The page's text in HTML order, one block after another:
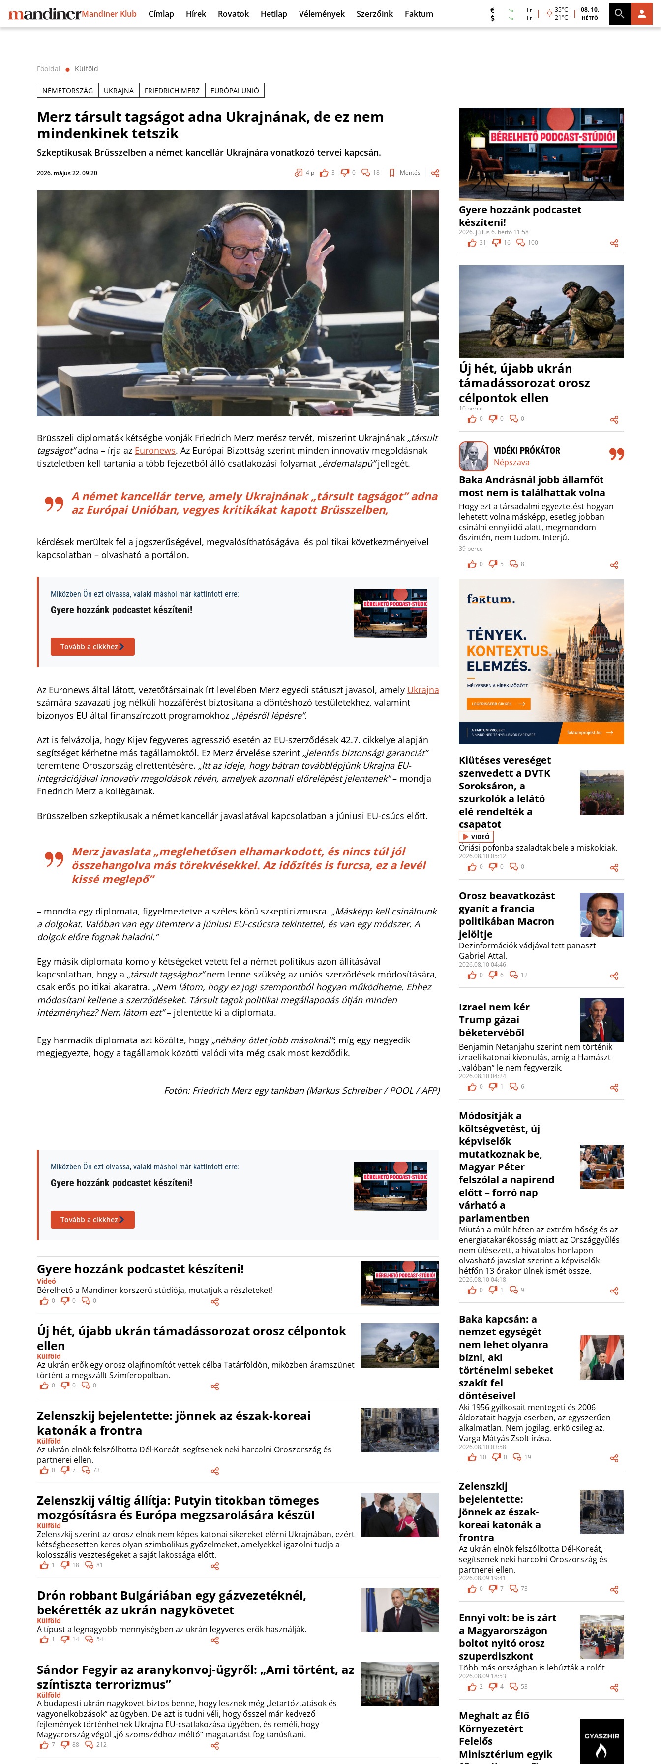
Mandiner Klub Címlap Hírek Rovatok Hetilap Vélemények Szerzőink Faktum
Ft
Ft
35°C
21°C
08. 10.
HÉTFŐ
Főoldal ⬤ Külföld
NÉMETORSZÁG UKRAJNA FRIEDRICH MERZ EURÓPAI UNIÓ
Merz társult tagságot adna Ukrajnának, de ez nem
mindenkinek tetszik
Szkeptikusak Brüsszelben a német kancellár Ukrajnára vonatkozó tervei kapcsán.
2026. május 22. 09:20 4 p 3 0 18 Mentés
Brüsszeli diplomaták kétségbe vonják Friedrich Merz merész tervét, miszerint Ukrajnának „társult
tagságot”adna – írja az Euronews. Az Európai Bizottság szerint minden innovatív megoldásnak
tiszteletben kell tartania a több fejezetből álló csatlakozási folyamat „érdemalapú”jellegét.
A német kancellár terve, amely Ukrajnának„társult tagságot”adna
az Európai Unióban, vegyes kritikákat kapott Brüsszelben,
kérdések merültek fel a jogszerűségével, megvalósíthatóságával és politikai következményeivel
kapcsolatban – olvasható a portálon.
Miközben Ön ezt olvassa, valaki máshol már kattintott erre:
Gyere hozzánk podcastet készíteni!
Tovább a cikkhez
Az Euronews által látott, vezetőtársainak írt levelében Merz egyedi státuszt javasol, amely Ukrajna
számára szavazati jog nélküli hozzáférést biztosítana a döntéshozó testületekhez, valamint
bizonyos EU által finanszírozott programokhoz „lépésről lépésre”.
Azt is felvázolja, hogy Kijev fegyveres agresszió esetén az EU-szerződések 42.7. cikkelye alapján
segítséget kérhetne más tagállamoktól. Ez Merz érvelése szerint „jelentős biztonsági garanciát”
teremtene Oroszország elrettentésére. „Itt az ideje, hogy bátran továbblépjünk Ukrajna EU-
integrációjával innovatív megoldások révén, amelyek azonnali előrelépést jelentenek”– mondja
Friedrich Merz a kollégáinak.
Brüsszelben szkeptikusak a német kancellár javaslatával kapcsolatban a júniusi EU-csúcs előtt.
Merz javaslata „meglehetősen elhamarkodott, és nincs túl jól
összehangolva más törekvésekkel. Az időzítés is furcsa, ez a levél
kissé meglepő”
– mondta egy diplomata, figyelmeztetve a széles körű szkepticizmusra. „Másképp kell csinálnunk
a dolgokat. Valóban van egy ütemterv a júniusi EU-csúcsra tekintettel, és van egy módszer. A
dolgok előre fognak haladni.”
Egy másik diplomata komoly kétségeket vetett fel a német politikus azon állításával
kapcsolatban, hogy a „társult tagsághoz”nem lenne szükség az uniós szerződések módosítására,
csak erős politikai akaratra. „Nem látom, hogy ez jogi szempontból hogyan működhetne. Ehhez
módosítani kellene a szerződéseket. Társult tagok politikai megállapodás útján minden
intézményhez? Nem látom ezt”– jelentette ki a diplomata.
Egy harmadik diplomata azt közölte, hogy „néhány ötlet jobb másoknál”; míg egy negyedik
megjegyezte, hogy a tagállamok közötti valódi vita még csak most kezdődik.
Fotón: Friedrich Merz egy tankban (Markus Schreiber / POOL / AFP)
Miközben Ön ezt olvassa, valaki máshol már kattintott erre:
Gyere hozzánk podcastet készíteni!
Tovább a cikkhez
Gyere hozzánk podcastet készíteni!
Videó
Bérelhető a Mandiner korszerű stúdiója, mutatjuk a részleteket!
0 0 0
Új hét, újabb ukrán támadássorozat orosz célpontok
ellen
Külföld
Az ukrán erők egy orosz olajfinomítót vettek célba Tatárföldön, miközben áramszünet
történt a megszállt Szimferopolban.
0 0 0
Zelenszkij bejelentette: jönnek az észak-koreai
katonák a frontra
Külföld
Az ukrán elnök felszólította Dél-Koreát, segítsenek neki harcolni Oroszország és
partnerei ellen.
0 7 73
Zelenszkij váltig állítja: Putyin titokban tömeges
mozgósításra és Európa megzsarolására készül
Külföld
Zelenszkij szerint az orosz elnök nem képes katonai sikereket elérni Ukrajnában, ezért
kétségbeesetten keres olyan szimbolikus győzelmeket, amelyekkel igazolni tudja a
kolosszális veszteségeket a saját lakossága előtt.
1 18 81
Drón robbant Bulgáriában egy gázvezetéknél,
bekérették az ukrán nagykövetet
Külföld
A típust a legnagyobb mennyiségben az ukrán fegyveres erők használják.
1 14 54
Sándor Fegyir az aranykonvoj-ügyről: „Ami történt, az
színtiszta terrorizmus”
Külföld
A budapesti ukrán nagykövet biztos benne, hogy lesznek még „letartóztatások és
vagyonelkobzások” az ügyben. De azt is tudni véli, hogy ősszel már kedvező
fejlemények történhetnek Ukrajna EU-csatlakozása ügyében, és reméli, hogy
Magyarország végül „jó szomszédhoz méltó” magatartást fog tanúsítani.
7 88 212
Gyere hozzánk podcastet
készíteni!
2026. július 6. hétfő 11:58
31
16 100
Új hét, újabb ukrán
támadássorozat orosz
célpontok ellen
10 perce
0
0 0
VIDÉKI PRÓKÁTOR
Népszava
Baka Andrásnál jobb államfőt
most nem is találhattak volna
Hogy ezt a társadalmi egyeztetést hogyan
lehetett volna másképp, esetleg jobban
csinálni ennyi idő alatt, megmondom
őszintén, nem tudom. Interjú.
39 perce
0
5 8
Kiütéses vereséget
szenvedett a DVTK
Soroksáron, a
szurkolók a lelátó
elé rendelték a
csapatot
VIDEÓ
Óriási pofonba szaladtak bele a miskolciak.
2026.08.10 05:12
0
0 0
Orosz beavatkozást
gyanít a francia
politikában Macron
jelöltje
Dezinformációk vádjával tett panaszt
Gabriel Attal.
2026.08.10 04:46
0
6 12
Izrael nem kér
Trump gázai
béketervéből
Benjamin Netanjahu szerint nem történik
izraeli katonai kivonulás, amíg a Hamászt
„valóban” le nem fegyverzik.
2026.08.10 04:24
0
1 6
Módosítják a
költségvetést, új
képviselők
mutatkoznak be,
Magyar Péter
felszólal a napirend
előtt – forró nap
várható a
parlamentben
Miután a múlt héten az extrém hőség és az
energiatakarékosság miatt az Országgyűlés
nem ülésezett, a hivatalos honlapon
olvasható javaslat szerint a képviselők
hétfőn 13 órakor ülnek ismét össze.
2026.08.10 04:18
0
1 9
Baka kapcsán: a
nemzet egységét
nem lehet olyanra
bízni, aki
történelmi sebeket
szakít fel
döntéseivel
Aki 1956 gyilkosait mentegeti és 2006
áldozatait hagyja cserben, az egyszerűen
alkalmatlan. Nem jogilag, erkölcsileg az.
Varga Mátyás Zsolt írása.
2026.08.10 03:58
10
0 19
Zelenszkij
bejelentette:
jönnek az észak-
koreai katonák a
frontra
Az ukrán elnök felszólította Dél-Koreát,
segítsenek neki harcolni Oroszország és
partnerei ellen.
2026.08.09 19:41
0
7 73
Ennyi volt: be is zárt
a Magyarországon
boltot nyitó orosz
szuperdiszkont
Több más országban is lehúzták a rolót.
2026.08.09 18:53
2
4 53
Meghalt az Élő
Környezetért
Felelős
Minisztérium egyik